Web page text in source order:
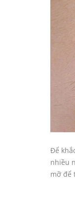
Để
nhiều
mỡ để